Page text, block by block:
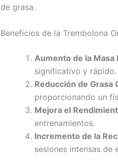
de grasa.
Beneficios de la Trembolona
Aumento de la Masa
significativo y rápido.
Reducción de Grasa
proporcionando un
Mejora el
entrenamientos.
Incremento de la
sesiones intensas de